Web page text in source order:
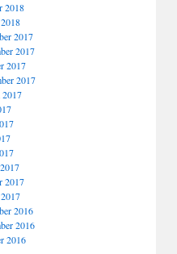
2018
2017
2017
2017
2017
2017
2017
2016
2016
2016